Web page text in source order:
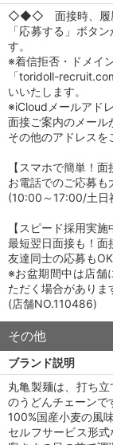
◇◆◇ 面接時、
「応募する」ボタ
す。
※着信拒否・ドメイ
「toridoll-
いいたします。
※iCloudメールアド
面接ご案内のメール
その他のアドレスを
【スマホで簡単！面
お電話でのご応募も
(10:00～17:00/土日
【スピード採用実施
最短翌日面接も！面
友達同士の応募もOK
※お盆期間中は店舗
ただく場合がありま
(店舗NO.110486)
その他
ブランド説明
丸亀製麺は、打ち
のうどんチェーンで
100%国産小麦の風
セルフサービス形